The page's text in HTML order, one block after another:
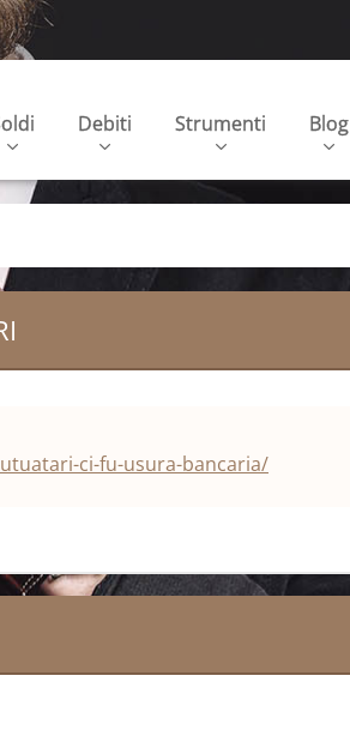
Debiti Strumenti Blog
ci-fu-usura-bancaria/